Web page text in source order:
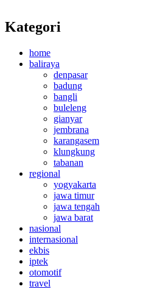
Kategori
home
baliraya
denpasar
badung
bangli
buleleng
gianyar
jembrana
karangasem
klungkung
tabanan
regional
yogyakarta
jawa timur
jawa tengah
jawa barat
nasional
internasional
ekbis
iptek
otomotif
travel